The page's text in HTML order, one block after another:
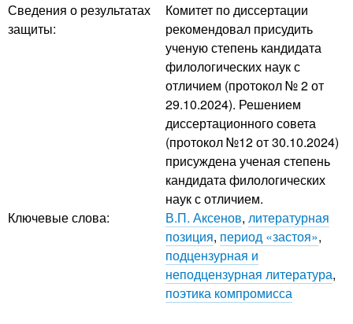
Сведения о результатах
защиты:
Комитет по диссертации
рекомендовал присудить
ученую степень кандидата
филологических наук с
отличием (протокол № 2 от
29.10.2024). Решением
диссертационного совета
(протокол №12 от 30.10.2024)
присуждена ученая степень
кандидата филологических
наук с отличием.
Ключевые слова:
В.П. Аксенов, литературная
позиция, период «застоя»,
подцензурная и
неподцензурная литература,
поэтика компромисса